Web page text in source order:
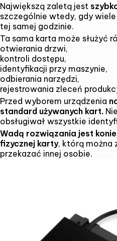
Największą zaletą jest
szczególnie wtedy, gdy
tej samej godzinie.
Ta sama karta może służyć
otwierania drzwi,
kontroli dostępu,
identyfikacji przy maszynie,
odbierania narzędzi,
rejestrowania zleceń
Przed wyborem urządzenia
standard używanych kart.
obsługiwał wszystkie
Wadą rozwiązania jest
fizycznej karty, którą można
przekazać innej osobie.